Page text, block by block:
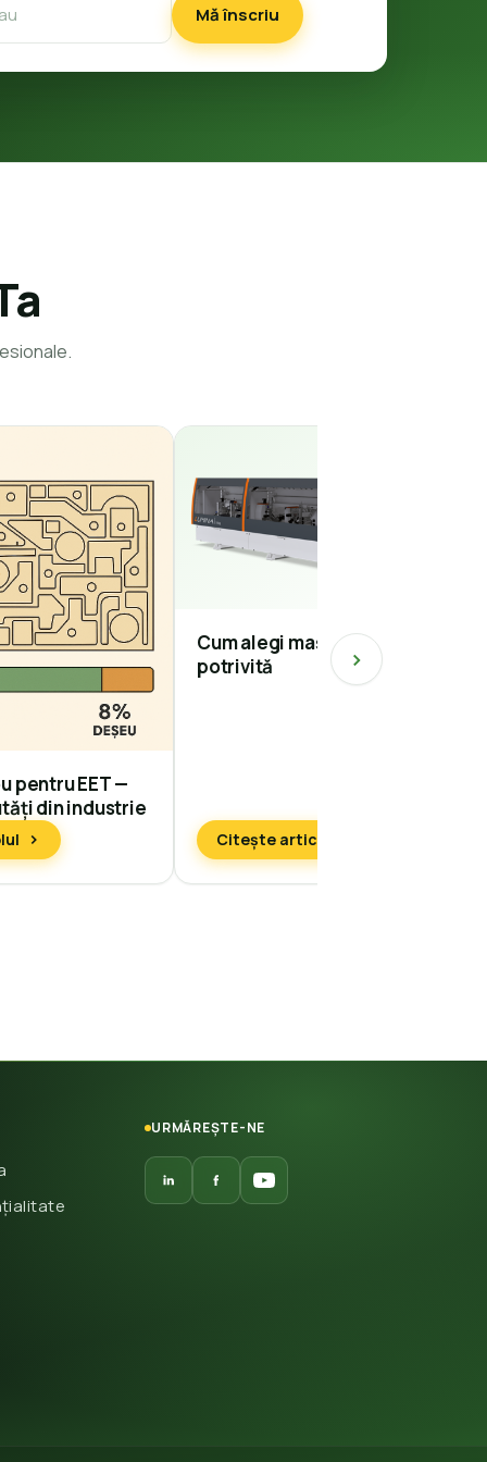
Mă înscriu
pentru EET —
din industrie
Cum alegi mașina de căntuit
potrivită
Citește articolul
URMĂREȘTE-NE